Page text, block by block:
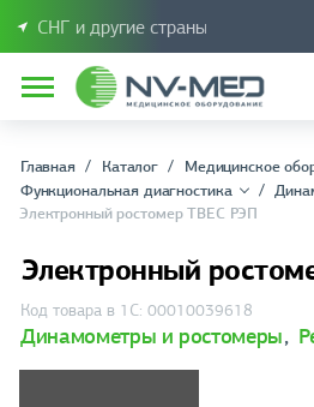
СНГ и другие страны
Главная Каталог
Медицинское
Функциональная диагностика
Электронный ростомер ТВЕС РЭП
Электронный
Код товара в 1С: 00010039618
Динамометры и ростомеры,